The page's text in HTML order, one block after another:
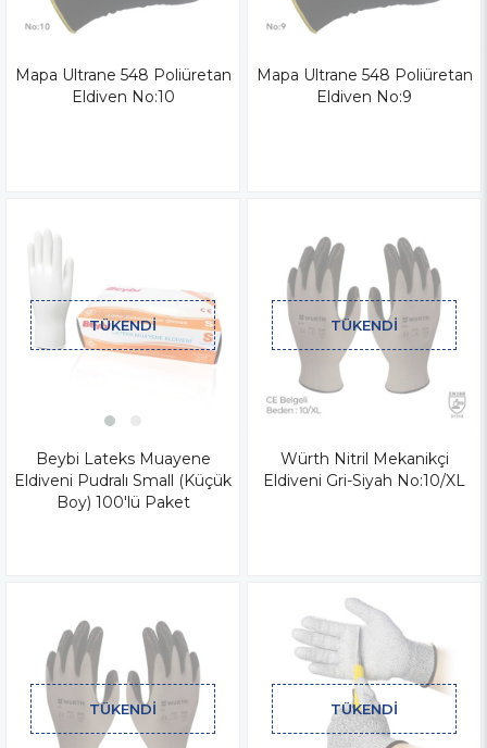
Mapa Ultrane 548 Poliüretan
Eldiven No:10
Mapa Ultrane 548 Poliüretan
Eldiven No:9
TÜKENDI
Beybi Lateks Muayene
Eldiveni Pudralı Small (Küçük
Boy) 100'lü Paket
TÜKENDI
Würth Nitril Mekanikçi
Eldiveni Gri-Siyah No:10/XL
TÜKENDI TÜKENDI